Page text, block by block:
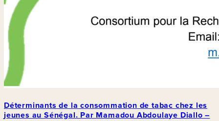
Déterminants de la consommation de tabac chez les
jeunes au Sénégal. Par Mamadou Abdoulaye Diallo –